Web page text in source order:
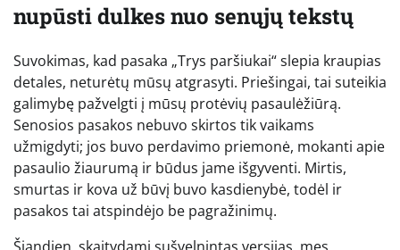
nupūsti dulkes nuo senųjų tekstų
Suvokimas, kad pasaka „Trys paršiukai“ slepia kraupias
detales, neturėtų mūsų atgrasyti. Priešingai, tai suteikia
galimybę pažvelgti į mūsų protėvių pasaulėžiūrą.
Senosios pasakos nebuvo skirtos tik vaikams
užmigdyti; jos buvo perdavimo priemonė, mokanti apie
pasaulio žiaurumą ir būdus jame išgyventi. Mirtis,
smurtas ir kova už būvį buvo kasdienybė, todėl ir
pasakos tai atspindėjo be pagražinimų.
Šiandien, skaitydami sušvelnintas versijas, mes